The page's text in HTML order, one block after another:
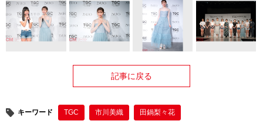
記事に戻る
キーワード TGC 市川美織 田鍋梨々花